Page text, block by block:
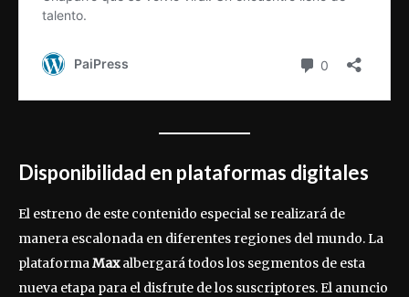
Disponibilidad en plataformas digitales
El estreno de este contenido especial se realizará de
manera escalonada en diferentes regiones del mundo. La
plataformaMaxalbergará todos los segmentos de esta
nueva etapa para el disfrute de los suscriptores. El anuncio